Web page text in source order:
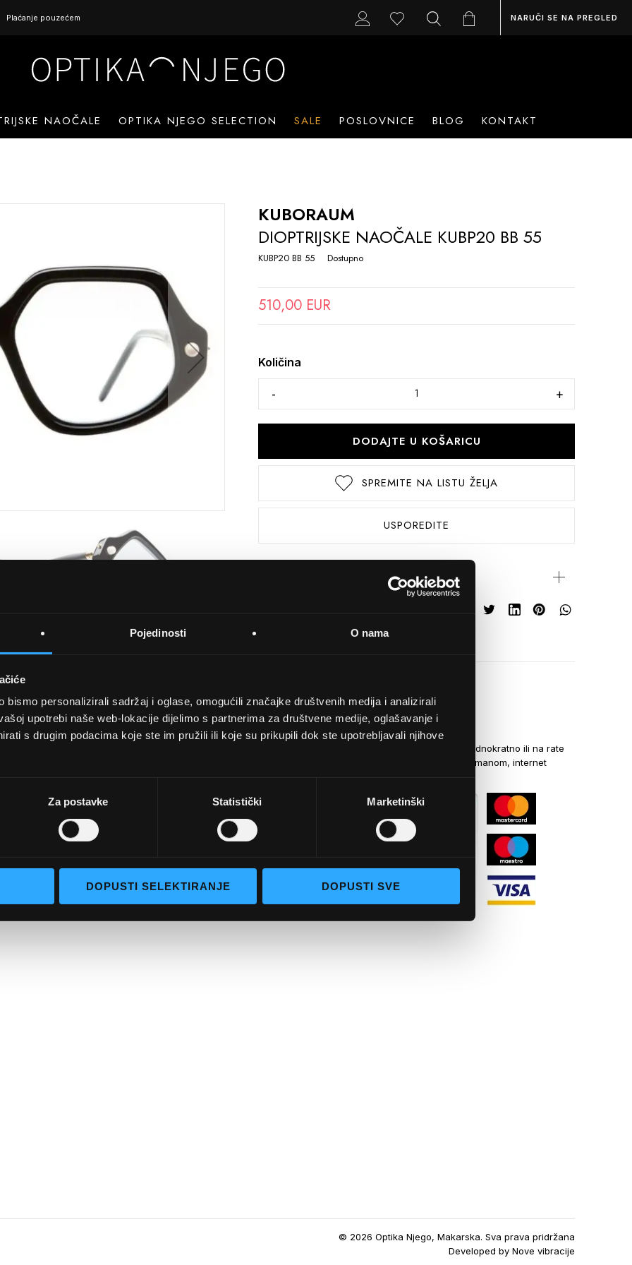
Pojedinosti O nama
bismo personalizirali sadržaj i oglase, omogućili značajke društvenih medija i analizirali
upotrebi naše web-lokacije dijelimo s partnerima za društvene medije, oglašavanje i
s drugim podacima koje ste im pružili ili koje su prikupili dok ste upotrebljavali njihove
Za postavke Statistički Marketinški
DOPUSTI SELEKTIRANJE DOPUSTI SVE
Plaćanje pouzećem NARUČI SE NA PREGLED
NAOČALE OPTIKA NJEGO SELECTION SALE POSLOVNICE BLOG KONTAKT
KUBORAUM
DIOPTRIJSKE NAOČALE KUBP20 BB 55
KUBP20 BB 55 Dostupno
510,00 EUR
Količina
DODAJTE U KOŠARICU
SPREMITE NA LISTU ŽELJA
USPOREDITE
UVJETI KUPNJE
Pojmovi za pretraživanje
Napredno pretraživanje
Narudžbe i povrati
NAČINI PLAĆANJA
Kreditnim karticama jednokratno ili na rate
općom uplatnicom, virmanom, internet
© 2026 Optika Njego, Makarska. Sva prava pridržana
Developed byNove vibracije